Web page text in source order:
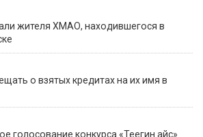
приемка детских садов
об удовлетворённости
своей семьи